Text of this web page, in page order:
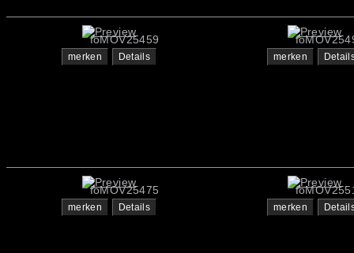
foMOV25459
merken Details merken
foMOV25475
merken Details merken